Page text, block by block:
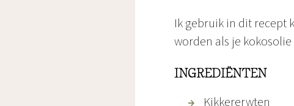
Ik gebruik in dit recept
worden als je
INGREDIËNTEN
Kikkererwten